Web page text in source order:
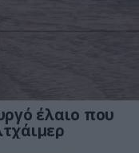
έλαιο που